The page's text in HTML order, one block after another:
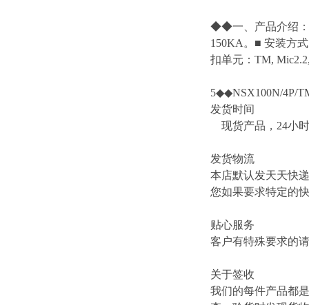
◆◆一、产品介绍：
150KA。■ 安装方
扣单元：TM,
5◆◆NSX100N/4P/
发货时间
现货产品，24小
发货物流
本店默认发天天快
您如果要求特定的
贴心服务
客户有特殊要求的
关于签收
我们的每件产品都